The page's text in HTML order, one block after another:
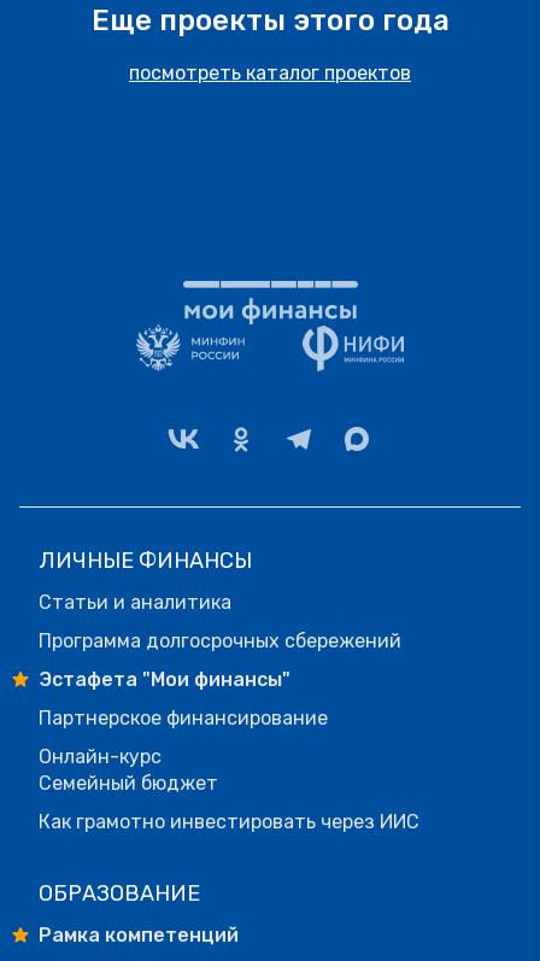
Еще проекты этого года
посмотреть каталог проектов
ЛИЧНЫЕ ФИНАНСЫ
Статьи и аналитика
Программа долгосрочных сбережений
Эстафета "Мои финансы"
Партнерское финансирование
Онлайн-курс
Семейный бюджет
Как грамотно инвестировать через ИИС
ОБРАЗОВАНИЕ
Рамка компетенций